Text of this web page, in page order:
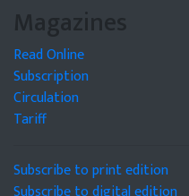
Magazines
Read Online
Subscription
Circulation
Tariff
Subscribe to print edition